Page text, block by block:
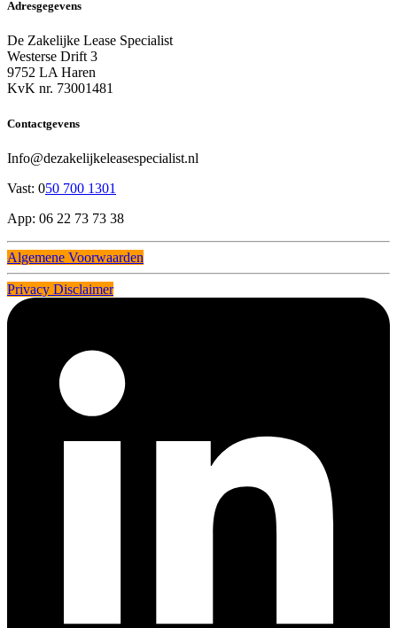
Adresgegevens
De Zakelijke Lease Specialist
Westerse Drift 3
9752 LA Haren
KvK nr. 73001481
Contactgevens
Info@dezakelijkeleasespecialist.nl
Vast: 050 700 1301
App: 06 22 73 73 38
Algemene Voorwaarden
Privacy Disclaimer